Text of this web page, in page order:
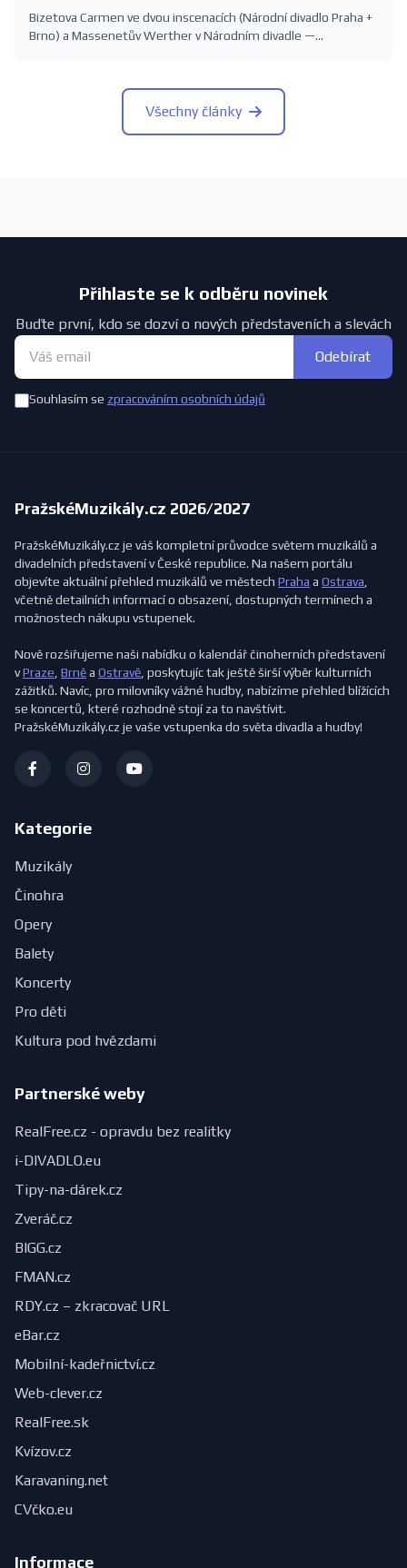
Bizetova Carmen ve dvou inscenacích (Národní divadlo Praha +
Brno) a Massenetův Werther v Národním divadle —
Všechny články
Přihlaste se k odběru novinek
Buďte první, kdo se dozví o nových představeních a slevách
Odebírat
Souhlasím se zpracováním osobních údajů
PražskéMuzikály.cz 2026/2027
PražskéMuzikály.cz je váš kompletní průvodce světem muzikálů a
divadelních představení v České republice. Na našem portálu
objevíte aktuální přehled muzikálů ve městech Praha a Ostrava,
včetně detailních informací o obsazení, dostupných termínech a
možnostech nákupu vstupenek.
Nově rozšiřujeme naši nabídku o kalendář činoherních představení
vPraze, Brněa Ostravě, poskytujíc tak ještě širší výběr kulturních
zážitků. Navíc, pro milovníky vážné hudby, nabízíme přehled blížících
se koncertů, které rozhodně stojí za to navštívit.
PražskéMuzikály.cz je vaše vstupenka do světa divadla a hudby!
Kategorie
Muzikály
Činohra
Opery
Balety
Koncerty
Pro děti
Kultura pod hvězdami
Partnerské weby
RealFree.cz - opravdu bez realitky
i-DIVADLO.eu
Tipy-na-dárek.cz
Zveráč.cz
BIGG.cz
FMAN.cz
RDY.cz – zkracovač URL
eBar.cz
Mobilní-kadeřnictví.cz
Web-clever.cz
RealFree.sk
Kvízov.cz
Karavaning.net
CVčko.eu
Informace